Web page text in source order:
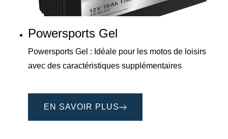
Powersports Gel
Powersports Gel : Idéale pour les motos de loisirs
avec des caractéristiques supplémentaires
EN SAVOIR PLUS